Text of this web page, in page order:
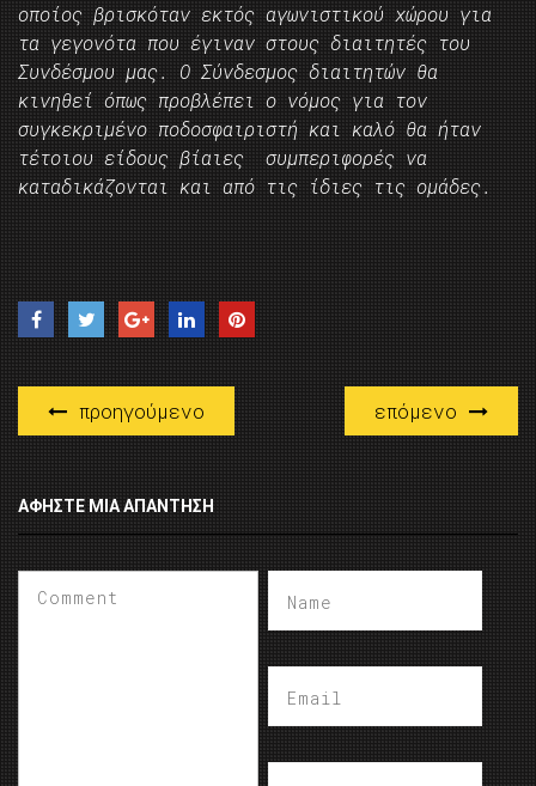
οποίος βρισκόταν εκτός αγωνιστικού χώρου για
τα γεγονότα που έγιναν στους διαιτητές του
Συνδέσμου μας. Ο Σύνδεσμος διαιτητών θα
κινηθεί όπως προβλέπει ο νόμος για τον
συγκεκριμένο ποδοσφαιριστή και καλό θα ήταν
τέτοιου είδους βίαιες συμπεριφορές να
καταδικάζονται και από τις ίδιες τις ομάδες.
προηγούμενο επόμενο
ΑΦΉΣΤΕ ΜΙΑ ΑΠΆΝΤΗΣΗ